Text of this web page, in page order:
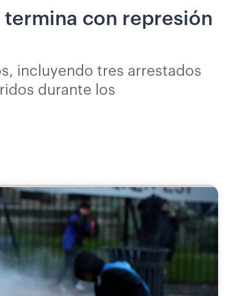
con represión
incluyendo tres arrestados
durante los